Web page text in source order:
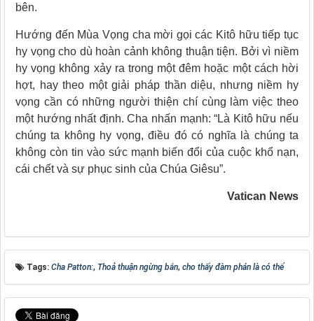
bên.
Hướng đến Mùa Vọng cha mời gọi các Kitô hữu tiếp tục
hy vọng cho dù hoàn cảnh không thuận tiện. Bởi vì niềm
hy vọng không xảy ra trong một đêm hoặc một cách hời
hợt, hay theo một giải pháp thần diệu, nhưng niềm hy
vọng cần có những người thiện chí cùng làm việc theo
một hướng nhất định. Cha nhấn mạnh: “Là Kitô hữu nếu
chúng ta không hy vọng, điều đó có nghĩa là chúng ta
không còn tin vào sức mạnh biến đổi của cuộc khổ nạn,
cái chết và sự phục sinh của Chúa Giêsu”.
Vatican News
Tags: Cha Patton:, Thoả thuận ngừng bắn, cho thấy đàm phán là có thể